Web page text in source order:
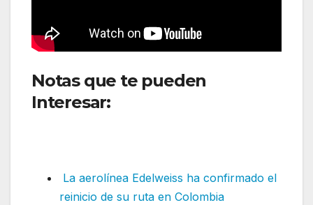
Notas que te pueden
Interesar:
La aerolínea Edelweiss ha confirmado el
reinicio de su ruta en Colombia